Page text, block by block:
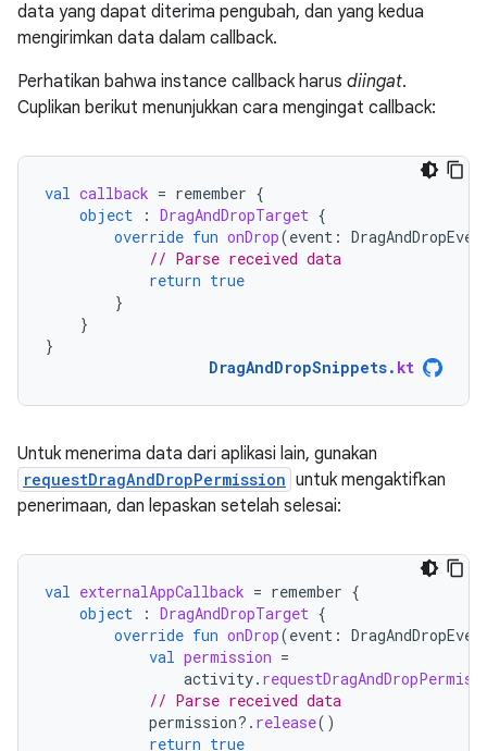
data yang dapat diterima pengubah, dan yang kedua
mengirimkan data dalam callback.
Perhatikan bahwa instance callback harus diingat.
Cuplikan berikut menunjukkan cara mengingat callback:
val callback = remember {
object
: DragAndDropTarget {
override fun onDrop(event :
// Parse received data
return true
}
}
}
DragAndDropSnippets. kt
Untuk menerima data dari aplikasi lain, gunakan
requestDragAndDropPermission untuk mengaktifkan
penerimaan, dan lepaskan setelah selesai:
val externalAppCallback = remember {
object
: DragAndDropTarget {
override fun onDrop(event :
val permission =
activity.
// Parse received data
permission?. release()
return true